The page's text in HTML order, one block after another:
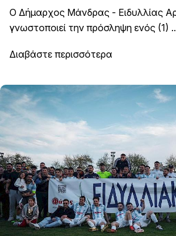
Ο Δήμαρχος Μάνδρας - Ειδυλλίας
γνωστοποιεί την πρόσληψη ενός (1)
Διαβάστε περισσότερα